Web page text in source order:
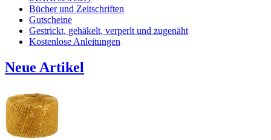
Bücher und Zeitschriften
Gutscheine
Gestrickt, gehäkelt, verperlt und zugenäht
Kostenlose Anleitungen
Neue Artikel